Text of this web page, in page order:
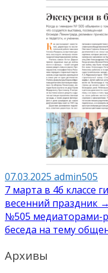
07.03.2025 admin505
Навигация
по
записям
7 марта в 4б классе
весенний праздник →
№505 медиаторами-
беседа на тему
Архивы